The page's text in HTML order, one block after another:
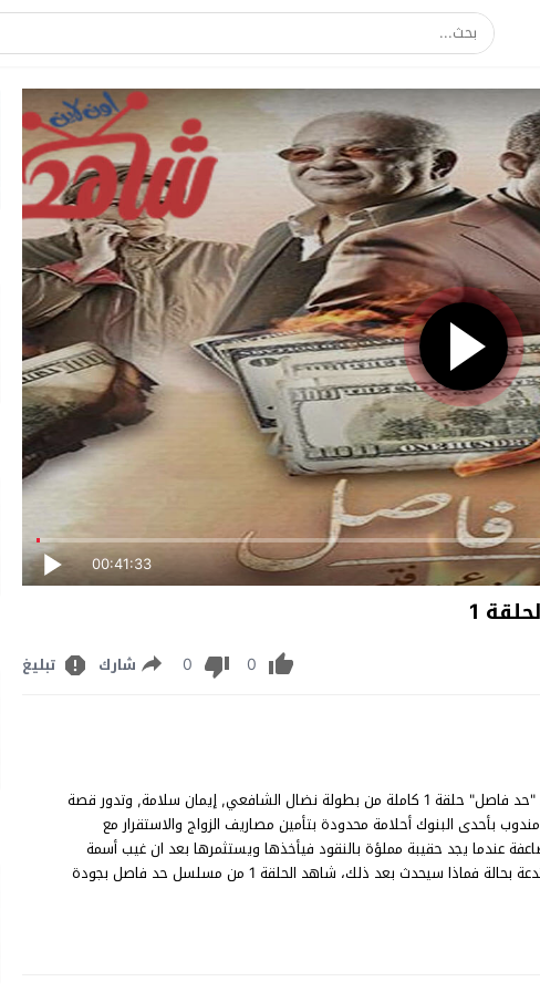
00:41:33
1
0
0 شارك تبليغ
مسلسل حد فاصل الحلقة 1 مشاهدة وتحميل مسلسل "حد فاصل" حلقة 1 كاملة من بطولة نضال الشافعي, إيمان سلامة, وتدور قصة
البنوك أحلامة محدودة بتأمين مصاريف الزواج والاستقرار مع
عندما يجد حقيبة مملؤة بالنقود فيأخذها ويستثمرها بعد ان غيب أسمة
وشخصيتة وأبتعد عن عالمة القديم الا ان المفاجئات لا تدعة بحالة فماذا سيحدث بعد ذلك، شاهد الحلقة 1 من مسلسل حد فاصل بجودة